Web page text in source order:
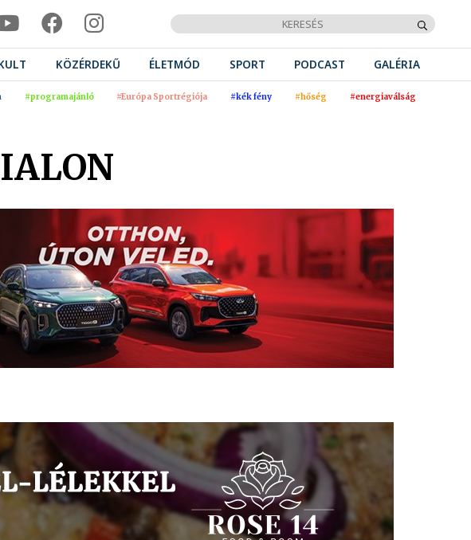
KÖZÉRDEKŰ ÉLETMÓD SPORT PODCAST GALÉRIA
#programajánló #Európa Sportrégiója #kék fény #hőség #energiaválság